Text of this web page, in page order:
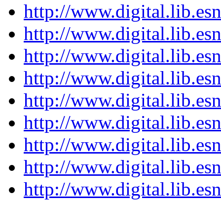
http://
http://
http://
http://
http://
http://
http://
http://
http://